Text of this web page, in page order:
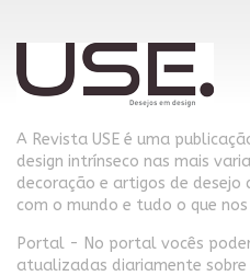
A Revista USE é uma
design intrínseco nas mais
decoração e artigos de
com o mundo e tudo o que nos
Portal - No portal vocês
atualizadas diariamente